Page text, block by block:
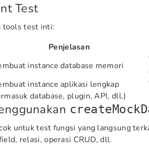
Test
tools test inti:
Penjelasan
instance database memori
instance aplikasi lengkap
database, plugin, API, dll.)
untuk test fungsi yang langsung
relasi, operasi CRUD, dll.